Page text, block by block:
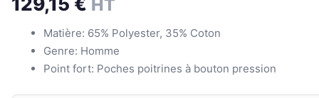
HT
Matière: 65% Polyester, 35% Coton
Genre: Homme
Point fort: Poches poitrines à bouton pression